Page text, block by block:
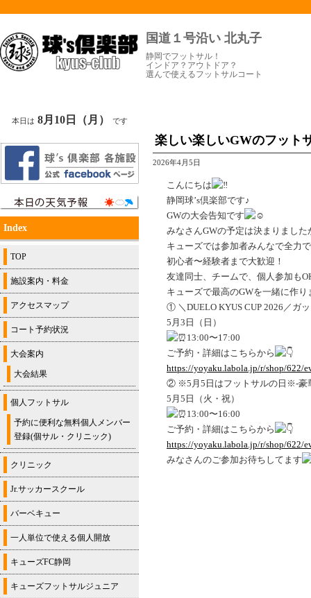
国道１号沿い 北丸子
静岡でフットサル！
インドア？アウトドア？
選んで使えるフットサルコート
楽しい楽しいGWのフッ
2026年4月5日
こんにちは
静岡球’s倶楽部です♪
GWの大会告知です
みなさんGWの予定は決まりました
キューズでは参加者みんなで全力
初心者〜経験者まで大歓迎！
友達同士、チームで、個人参加も
キューズで最高のGWを一緒に作り
① ＼DUELO KYUS CUP 2026／ガ
5月3日（日）
13:00〜17:00
ご予約・詳細はこちらから
https://yoyaku.labola.jp/r/shop/622/
② ※5月5日はフットサルの日※-豪
5月5日（火・祝）
13:00〜16:00
ご予約・詳細はこちらから
https://yoyaku.labola.jp/r/shop/622/
みなさんのご参加お待ちしてます
本日は 8月10日（月） です
Index
TOP
施設案内・料金
アクセスマップ
コート予約状況
大会案内
大会結果
個人フットサル
予約に便利な無料個人メンバー
登録(個サル・クリニック)
クリニック
Jr.サッカースクール
バーベキュー
一人単位で使える個人開放
キューズFC静岡
キューズフットサルジュニア